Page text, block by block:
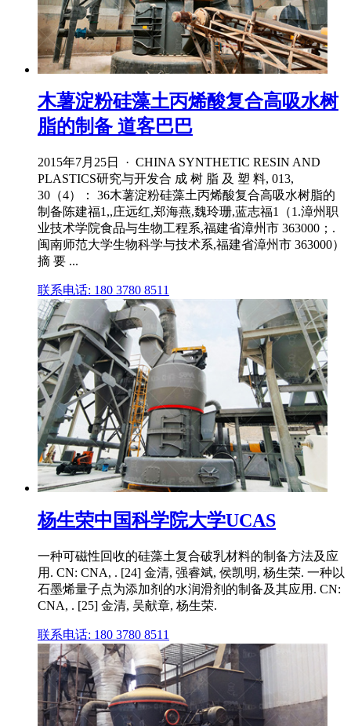
木薯淀粉硅藻土丙烯酸复合高吸水树
脂的制备 道客巴巴
2015年7月25日 · CHINA SYNTHETIC RESIN AND
PLASTICS研究与开发合 成 树 脂 及 塑 料, 013,
30（4）： 36木薯淀粉硅藻土丙烯酸复合高吸水树脂的
制备陈建福1,,庄远红,郑海燕,魏玲珊,蓝志福1（1.漳州职
业技术学院食品与生物工程系,福建省漳州市 363000；.
闽南师范大学生物科学与技术系,福建省漳州市 363000）
摘 要 ...
联系电话: 180 3780 8511
杨生荣中国科学院大学UCAS
一种可磁性回收的硅藻土复合破乳材料的制备方法及应
用. CN: CNA, . [24] 金清, 强睿斌, 侯凯明, 杨生荣. 一种以
石墨烯量子点为添加剂的水润滑剂的制备及其应用. CN:
CNA, . [25] 金清, 吴献章, 杨生荣.
联系电话: 180 3780 8511